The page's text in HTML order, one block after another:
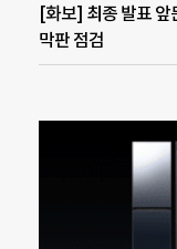
[화보] 최종 발표 앞
막판 점검